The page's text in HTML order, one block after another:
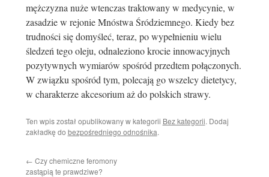
mężczyzna nuże wtenczas traktowany w medycynie, w
zasadzie w rejonie Mnóstwa Śródziemnego. Kiedy bez
trudności się domyśleć, teraz, po wypełnieniu wielu
śledzeń tego oleju, odnaleziono krocie innowacyjnych
pozytywnych wymiarów spośród przedtem połączonych.
W związku spośród tym, polecają go wszelcy dietetycy,
w charakterze akcesorium aż do polskich strawy.
Ten wpis został opublikowany w kategorii Bez kategorii. Dodaj
zakładkę do bezpośredniego odnośnika.
← Czy chemiczne feromony
zastąpią te prawdziwe?